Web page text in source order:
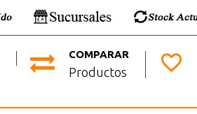
COMPARAR
Productos